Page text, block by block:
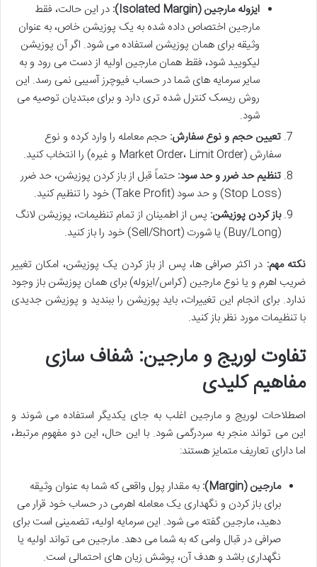
ایزوله مارجین (Isolated Margin):
در این حالت، فقط
مارجین اختصاص داده شده به یک پوزیشن خاص، به عنوان
وثیقه برای همان پوزیشن استفاده می شود. اگر آن پوزیشن
لیکویید شود، فقط همان مارجین اولیه از دست می رود و به
سایر سرمایه های شما در حساب فیوچرز آسیبی نمی رسد. این
روش ریسک کنترل شده تری دارد و برای مبتدیان توصیه می
شود.
تعیین حجم و نوع سفارش: حجم معامله را وارد کرده و نوع
سفارش (Market Order، Limit Order و غیره) را انتخاب کنید.
تنظیم حد ضرر و حد سود: حتماً قبل از باز کردن پوزیشن، حد ضرر
(Stop Loss) و حد سود (Take Profit) خود را تنظیم کنید.
باز کردن پوزیشن: پس از اطمینان از تمام تنظیمات، پوزیشن لانگ
(Buy/Long) یا شورت (Sell/Short) خود را باز کنید.
نکته مهم: در اکثر صرافی ها، پس از باز کردن یک پوزیشن، امکان تغییر
ضریب اهرم و یا نوع مارجین (کراس/ایزوله) برای همان پوزیشن باز وجود
ندارد. برای انجام این تغییرات، باید پوزیشن را ببندید و پوزیشن جدیدی
با تنظیمات مورد نظر باز کنید.
تفاوت لوریج و مارجین: شفاف سازی
مفاهیم کلیدی
اصطلاحات لوریج و مارجین اغلب به جای یکدیگر استفاده می شوند و
این می تواند منجر به سردرگمی شود. با این حال، این دو مفهوم مرتبط،
اما دارای تعاریف متمایز هستند:
مارجین (Margin):
به مقدار پول واقعی که شما به عنوان وثیقه
برای باز کردن و نگهداری یک معامله اهرمی در حساب خود قرار می
دهید، مارجین گفته می شود. این سرمایه اولیه، تضمینی است برای
صرافی در قبال وامی که به شما می دهد. مارجین می تواند اولیه یا
نگهداری باشد و هدف آن، پوشش زیان های احتمالی است.